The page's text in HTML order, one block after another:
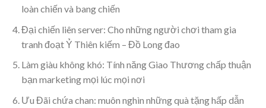
loàn chiến và bang chiến
Đại chiến liên server: Cho những người chơi tham gia
tranh đoạt Ỷ Thiên kiếm – Đồ Long đao
Làm giàu không khó: Tính năng Giao Thương chấp thuận
bạn marketing mọi lúc mọi nơi
Ưu Đãi chứa chan: muôn nghìn những quà tặng hấp dẫn